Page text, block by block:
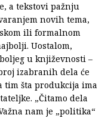
a tekstovi pažnju
novih tema,
ili formalnom
Uostalom,
u književnosti –
izabranih dela će
tim šta produkcija ima
„Čitamo dela
nam je „politika“